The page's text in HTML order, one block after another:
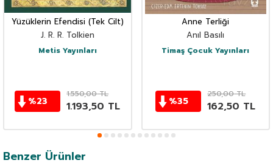
Yüzüklerin Efendisi (Tek Cilt)
J. R. R. Tolkien
Metis Yayınları
%23
1.550,00TL
1.193,50 TL
Anne Terliği
Anıl Basılı
Timaş Çocuk Yayınları
%35
250,00TL
162,50 TL
Benzer Ürünler